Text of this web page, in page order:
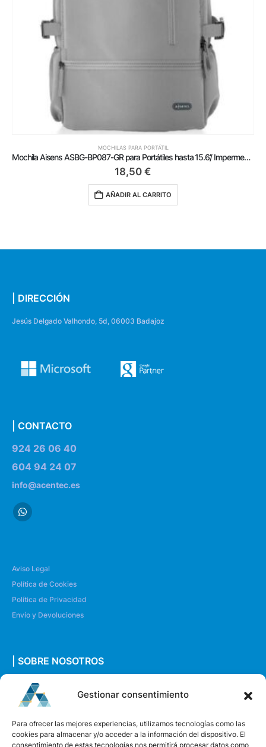
Gestionar consentimiento
Para ofrecer las mejores experiencias, utilizamos tecnologías como las
cookies para almacenar y/o acceder a la información del dispositivo. El
consentimiento de estas tecnologías nos permitirá procesar datos como
MOCHILAS PARA PORTÁTIL
Mochila Aisens ASBG-BP087-GR para Portátiles hasta 15.6’/ Impermeable/ Gris
18,50 €
AÑADIR AL CARRITO
| DIRECCIÓN
Jesús Delgado Valhondo, 5d, 06003 Badajoz
| CONTACTO
924 26 06 40
604 94 24 07
info@acentec.es
Aviso Legal
Política de Cookies
Política de Privacidad
Envío y Devoluciones
| SOBRE NOSOTROS
Quiénes somos
Envíanos un mensaje